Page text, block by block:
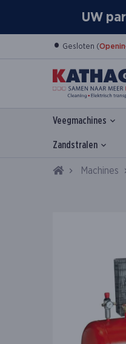
UW
• Gesloten (
Veegmachines
Zandstralen
HomeMachines